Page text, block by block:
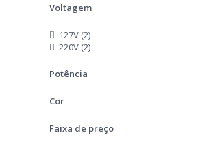
Voltagem
127V (2)
220V (2)
Potência
Cor
Faixa de preço